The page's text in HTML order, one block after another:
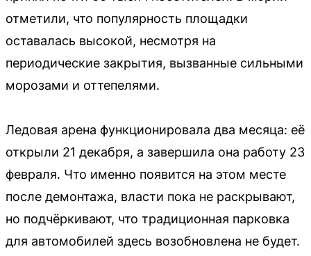
отметили, что популярность площадки
оставалась высокой, несмотря на
периодические закрытия, вызванные сильными
морозами и оттепелями.
Ледовая арена функционировала два месяца: её
открыли 21 декабря, а завершила она работу 23
февраля. Что именно появится на этом месте
после демонтажа, власти пока не раскрывают,
но подчёркивают, что традиционная парковка
для автомобилей здесь возобновлена не будет.